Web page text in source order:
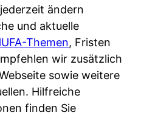
ändern
und aktuelle
Themen, Fristen
wir zusätzlich
sowie weitere
Hilfreiche
finden Sie